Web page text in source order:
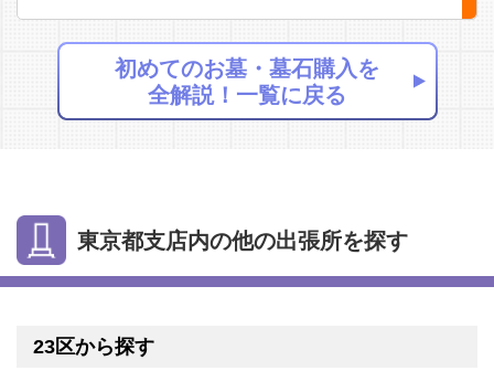
初めてのお墓・墓石購入を
全解説！一覧に戻る
東京都支店内の他の出張所を探す
23区から探す